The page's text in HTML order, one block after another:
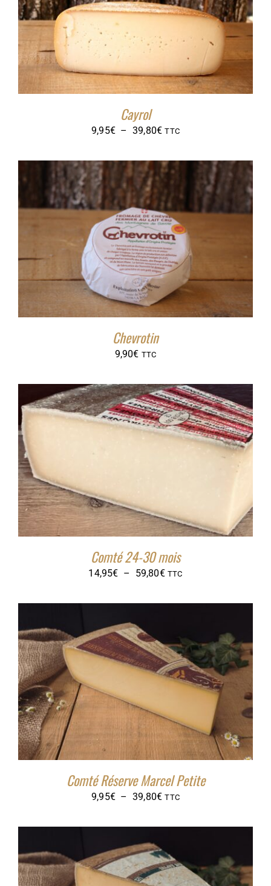
Cayrol
9,95€ – 39,80€Plage
prix :
9,95€
à
39,80€
TTC
Chevrotin
9,90€ TTC
Comté 24-30 mois
14,95€ – 59,80€Plage
prix :
59,80€
TTC
Comté Réserve Marcel Petite
9,95€ – 39,80€Plage
prix :
9,95€
à
39,80€
TTC